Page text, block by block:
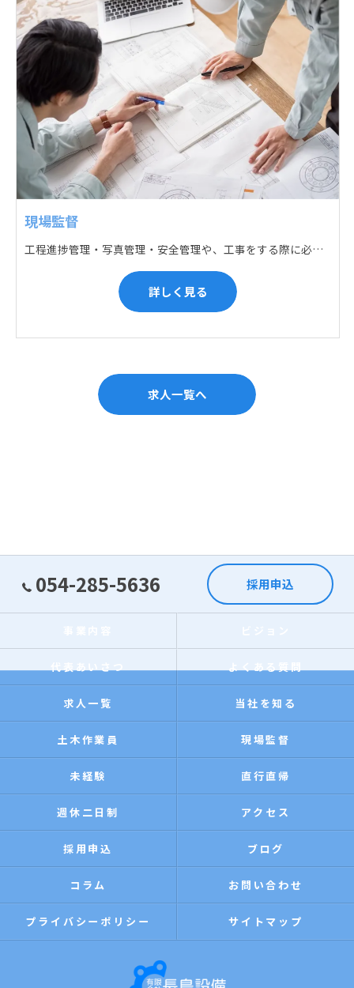
現場監督
工程進捗管理・写真管理・安全管理や、工事をする際に必要な各種書類作成・届出 (申請) などの現場管理業務をお任せします。遅れている箇所のサポートに入るなど、臨機応変な対応が必要になります。
詳しく見る
求人一覧へ
054-285-5636 採用申込
代表あいさつ よくある質問
求人一覧 当社を知る
土木作業員 現場監督
未経験 直行直帰
週休二日制 アクセス
採用申込 ブログ
コラム お問い合わせ
プライバシーポリシー サイトマップ